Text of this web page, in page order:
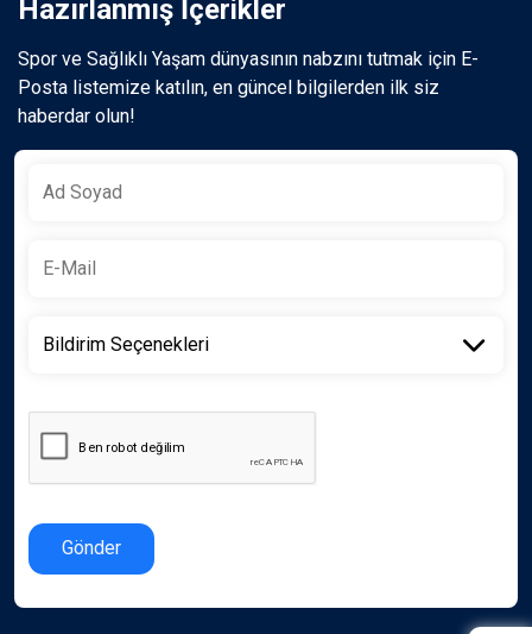
Hazırlanmış İçerikler
Spor ve Sağlıklı Yaşam dünyasının nabzını tutmak için E-
Posta listemize katılın, en güncel bilgilerden ilk siz
haberdar olun!
Gönder